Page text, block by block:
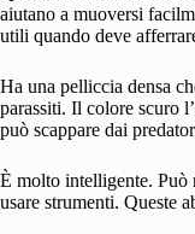
aiutano a muoversi
utili quando deve
Ha una pelliccia densa
parassiti. Il colore scuro
può scappare dai
È molto intelligente. Può
usare strumenti. Queste